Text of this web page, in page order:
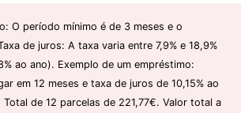
O período mínimo é de 3 meses e o
de juros: A taxa varia entre 7,9% e 18,9%
ao ano). Exemplo de um empréstimo:
em 12 meses e taxa de juros de 10,15% ao
Total de 12 parcelas de 221,77€. Valor total a